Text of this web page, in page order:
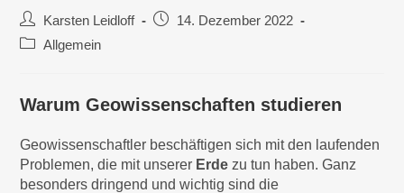
Karsten Leidloff
14. Dezember 2022
Allgemein
Warum Geowissenschaften studieren
Geowissenschaftler beschäftigen sich mit den laufenden
Problemen, die mit unserer Erde zu tun haben. Ganz
besonders dringend und wichtig sind die